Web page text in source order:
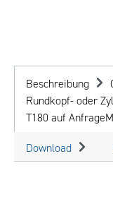
Beschreibung
Rundkopf- oder
T180 auf
Download